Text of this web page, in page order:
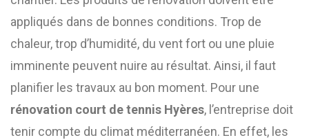
appliqués dans de bonnes conditions. Trop de
chaleur, trop d’humidité, du vent fort ou une pluie
imminente peuvent nuire au résultat. Ainsi, il faut
planifier les travaux au bon moment. Pour une
rénovation court de tennis Hyères, l’entreprise doit
tenir compte du climat méditerranéen. En effet, les